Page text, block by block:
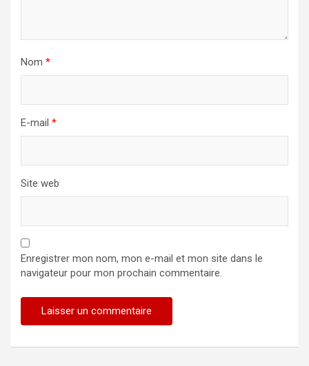
Nom *
E-mail *
Site web
Enregistrer mon nom, mon e-mail et mon site dans le
navigateur pour mon prochain commentaire.